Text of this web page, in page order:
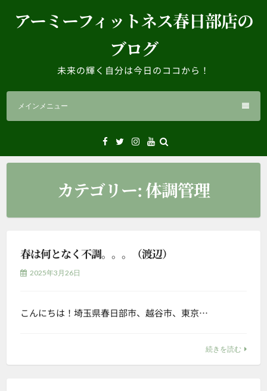
ス
アーミーフィットネス春日部店の
ブログ
未来の輝く自分は今日のココから！
メインメニュー
Facebook
TwitterInstagram
YouTube
カテゴリー: 体調管理
春は何となく不調。。。（渡辺）
2025年3月26日
こんにちは！埼玉県春日部市、越谷市、東京…
続きを読む